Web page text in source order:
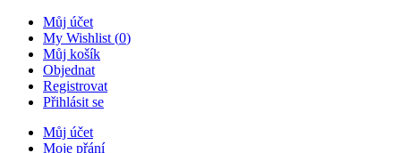
Můj účet
My Wishlist (0)
Můj košík
Objednat
Registrovat
Přihlásit se
Můj účet
Moje přání